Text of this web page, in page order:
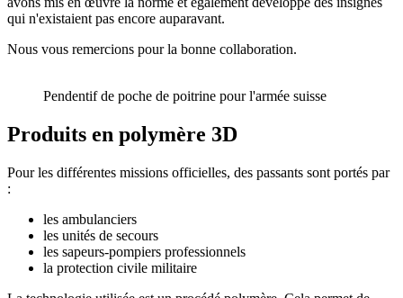
qui n'existaient pas encore auparavant.
Nous vous remercions pour la bonne collaboration.
Pendentif de poche de poitrine pour l'armée suisse
Produits en polymère 3D
Pour les différentes missions officielles, des passants sont portés par
:
les ambulanciers
les unités de secours
les sapeurs-pompiers professionnels
la protection civile militaire